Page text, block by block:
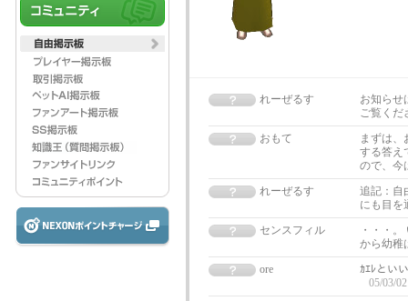
れーぜるす
お知らせ
ご覧くだ
おもて
まずは、
する答え
ので、今
れーぜるす
追記：
にも目を
センスフィル
・・・
から幼稚
ore
ｶｴﾚとい
05/03/